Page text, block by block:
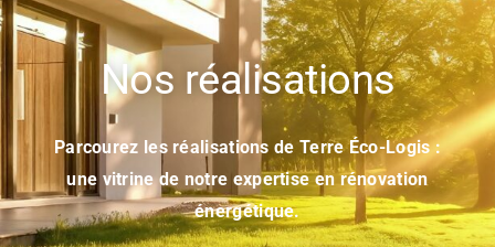
Nos réalisations
Parcourez les réalisations de Terre Éco-Logis :
une vitrine de notre expertise en rénovation
énergétique.